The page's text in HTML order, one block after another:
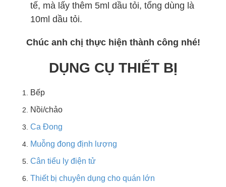
tế, mà lấy thêm 5ml dầu tỏi, tổng dùng là
10ml dầu tỏi.
Chúc anh chị thực hiện thành công nhé!
DỤNG CỤ THIẾT BỊ
Bếp
Nồi/chảo
Ca Đong
Muỗng đong định lượng
Cân tiểu ly điện tử
Thiết bị chuyên dụng cho quán lớn